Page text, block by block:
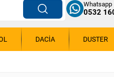
Whatsapp
0532
DACIA DUSTER